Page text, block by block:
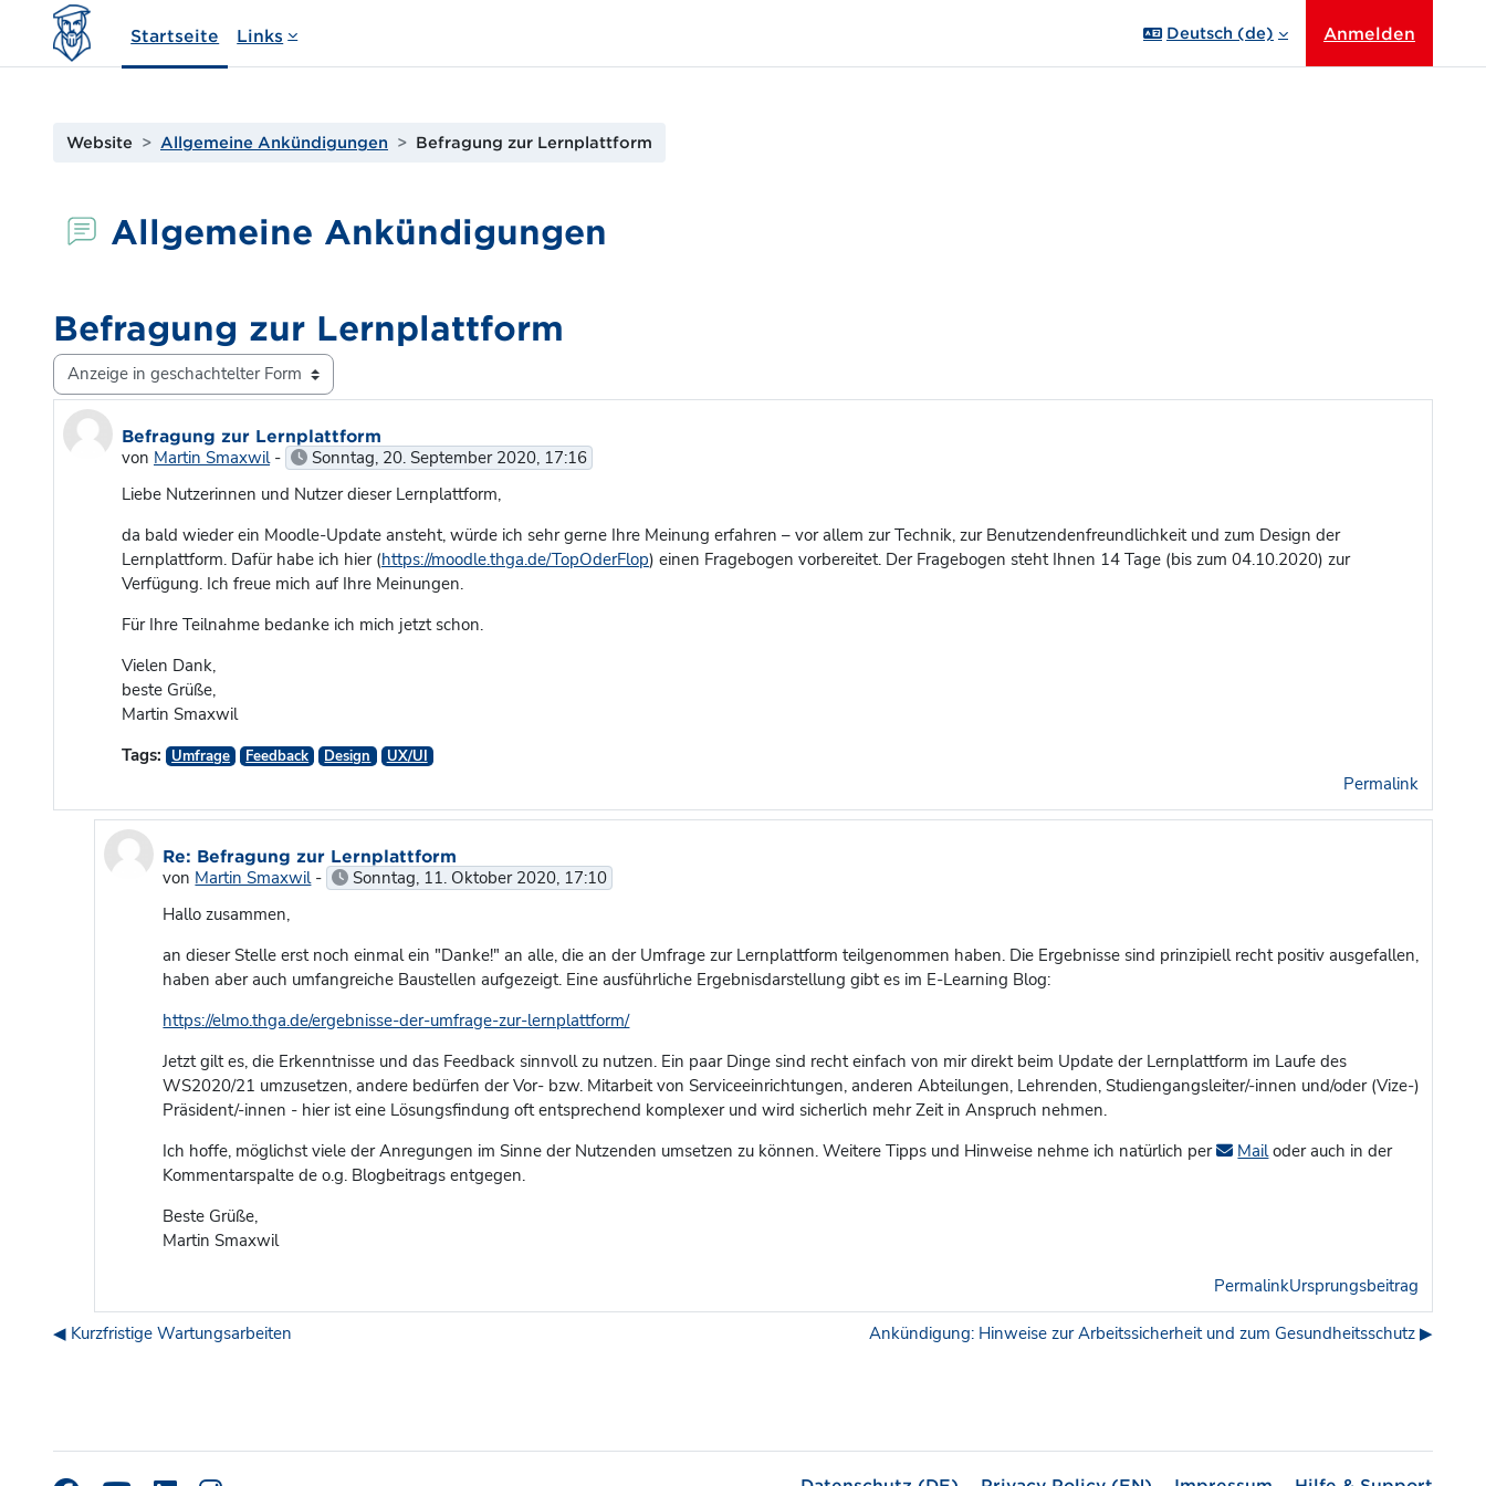
Zum Hauptinhalt
Startseite Links Deutsch ‎(de)‎ Anmelden
Website Allgemeine Ankündigungen Befragung zur Lernplattform
Allgemeine Ankündigungen
Befragung zur Lernplattform
Anzeigemodus
Befragung zur Lernplattform
von Martin Smaxwil- Sonntag, 20. September 2020, 17:16
Liebe Nutzerinnen und Nutzer dieser Lernplattform,
da bald wieder ein Moodle-Update ansteht, würde ich sehr gerne Ihre Meinung erfahren – vor allem zur Technik, zur Benutzendenfreundlichkeit und zum Design der
Lernplattform. Dafür habe ich hier (https://moodle.thga.de/TopOderFlop) einen Fragebogen vorbereitet. Der Fragebogen steht Ihnen 14 Tage (bis zum 04.10.2020) zur
Verfügung. Ich freue mich auf Ihre Meinungen.
Für Ihre Teilnahme bedanke ich mich jetzt schon.
Vielen Dank,
beste Grüße,
Martin Smaxwil
Tags:
Umfrage Feedback Design UX/UI
Permalink
Re: Befragung zur Lernplattform
von Martin Smaxwil-
Sonntag, 11. Oktober 2020, 17:10
Hallo zusammen,
an dieser Stelle erst noch einmal ein "Danke!" an alle, die an der Umfrage zur Lernplattform teilgenommen haben. Die Ergebnisse sind prinzipiell recht positiv ausgefallen,
haben aber auch umfangreiche Baustellen aufgezeigt. Eine ausführliche Ergebnisdarstellung gibt es im E-Learning Blog:
https://elmo.thga.de/ergebnisse-der-umfrage-zur-lernplattform/
Jetzt gilt es, die Erkenntnisse und das Feedback sinnvoll zu nutzen. Ein paar Dinge sind recht einfach von mir direkt beim Update der Lernplattform im Laufe des
WS2020/21 umzusetzen, andere bedürfen der Vor- bzw. Mitarbeit von Serviceeinrichtungen, anderen Abteilungen, Lehrenden, Studiengangsleiter/-innen und/oder (Vize-)
Präsident/-innen - hier ist eine Lösungsfindung oft entsprechend komplexer und wird sicherlich mehr Zeit in Anspruch nehmen.
Ich hoffe, möglichst viele der Anregungen im Sinne der Nutzenden umsetzen zu können. Weitere Tipps und Hinweise nehme ich natürlich per
Mailoder auch in der
Kommentarspalte de o.g. Blogbeitrags entgegen.
Beste Grüße,
Martin Smaxwil
PermalinkUrsprungsbeitrag
◀︎ Kurzfristige Wartungsarbeiten Ankündigung: Hinweise zur Arbeitssicherheit und zum Gesundheitsschutz ▶︎